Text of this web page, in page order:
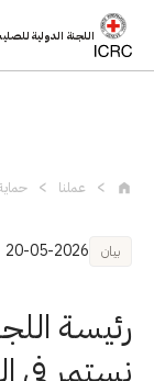
اللجنة الدولية
عملنا
بيان 20-05-2026
رئيسة
نستمر في